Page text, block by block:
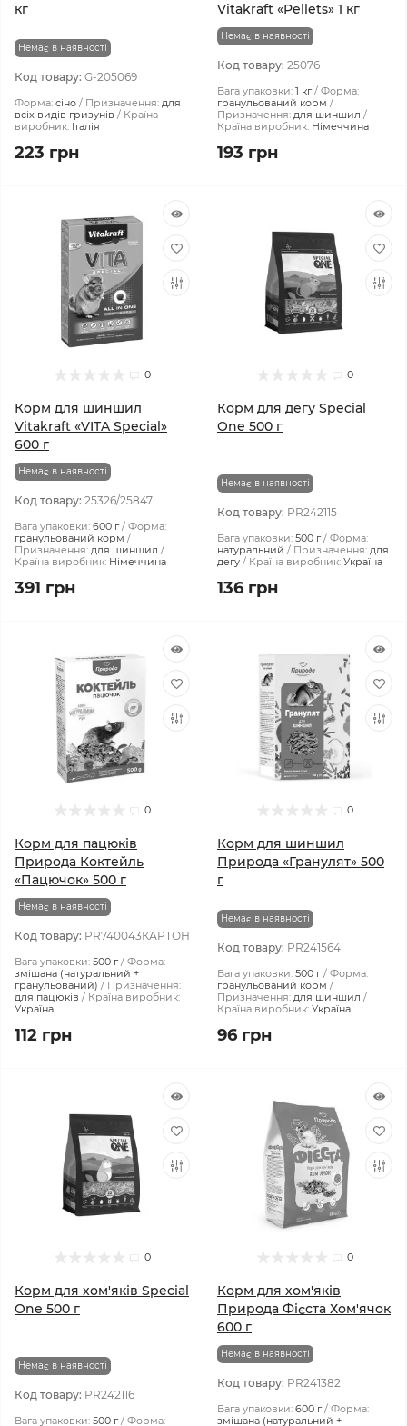
кг
Немає в наявності
Код товару: G-205069
Форма: сіно Призначення: для
всіх видів гризунів
Країна
виробник: Італія
223 грн
Vitakraft «Pellets» 1 кг
Немає в наявності
Код товару: 25076
Вага упаковки: 1 кг
Форма:
гранульований корм
Призначення: для шиншил
Країна виробник: Німеччина
193 грн
0
Корм для шиншил
Vitakraft «VITA Special»
600 г
Немає в наявності
Код товару: 25326/25847
Вага упаковки: 600 г
Форма:
гранульований корм
Призначення: для шиншил
Країна виробник: Німеччина
391 грн
0
Корм для дегу Special
One 500 г
Немає в наявності
Код товару: PR242115
Вага упаковки: 500 г
Форма:
натуральний
Призначення: для
дегу
Країна виробник: Україна
136 грн
0
Корм для пацюків
Природа Коктейль
«Пацючок» 500 г
Немає в наявності
Код товару: PR740043КАРТОН
Вага упаковки: 500 г
Форма:
змішана (натуральний +
гранульований)
Призначення:
для пацюків
Країна виробник:
Україна
112 грн
0
Корм для шиншил
Природа «Гранулят» 500
г
Немає в наявності
Код товару: PR241564
Вага упаковки: 500 г
Форма:
гранульований корм
Призначення: для шиншил
Країна виробник: Україна
96 грн
0
Корм ​​для хом'яків Special
One 500 г
Немає в наявності
Код товару: PR242116
Вага упаковки: 500 г Форма:
0
Корм для хом'яків
Природа Фієста Хом'ячок
600 г
Немає в наявності
Код товару: PR241382
Вага упаковки: 600 г
Форма:
змішана (натуральний +